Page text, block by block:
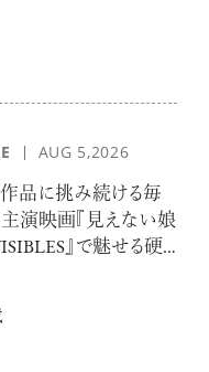
AUG 5,2026
品に挑み続ける毎
演映画『見えない娘
』で魅せる硬